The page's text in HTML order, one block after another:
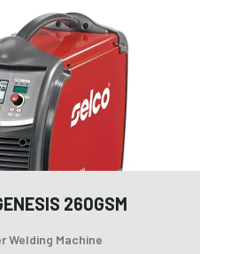
260GSM
Welding Machine